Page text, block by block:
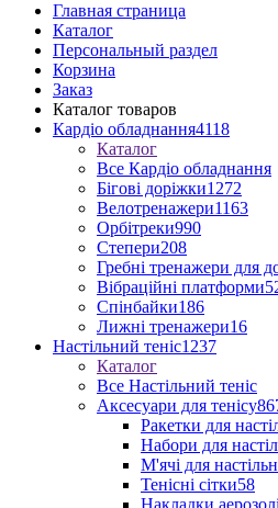
Главная страница
Каталог
Персональный раздел
Корзина
Заказ
Каталог товаров
Кардіо обладнання4118
Каталог
Все Кардіо обладнання
Бігові доріжки1272
Велотренажери1163
Орбітреки990
Степери208
Гребні тренажери для
Вібраційні платформи
Спінбайки186
Лижні тренажери16
Настільний теніс1237
Каталог
Все Настільний теніс
Аксесуари для тенісу
Ракетки для
Набори для
М'ячі для
Тенісні сітки58
Накладки